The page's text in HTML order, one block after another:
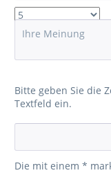
Bitte geben Sie die
Textfeld ein.
Die mit einem *